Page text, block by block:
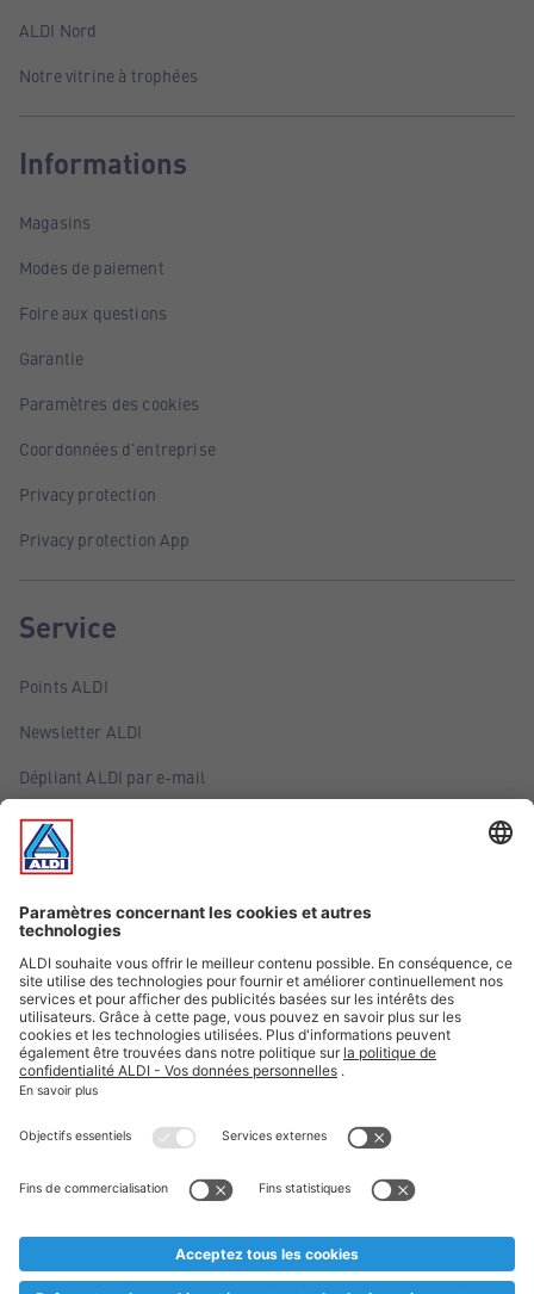
ALDI Nord
Notre vitrine à trophées
Informations
Magasins
Modes de paiement
Foire aux questions
Garantie
Paramètres des cookies
Coordonnées d'entreprise
Privacy protection
Privacy protection App
Service
Points ALDI
Newsletter ALDI
Dépliant ALDI par e-mail
Offres
Infos essentielles
Suivez ALDI Belgique
Textes marqués d'un astérisque et mentions légales
* Nous vendons ces articles temporairement et jusqu'à
au cas où, malgré le planning bien étudié, nous serions
prématurément en rupture de stock. Prix Recupel et TVA incl.
** Sur ce site, l’utilisation de la forme masculine a été adoptée